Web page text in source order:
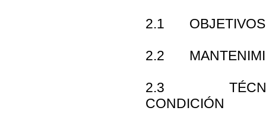
2.1 OBJETIVOS
2.2
2.3
CONDICIÓN